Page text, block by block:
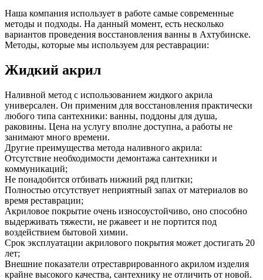
Наша компания использует в работе самые современные
методы и подходы. На данный момент, есть несколько
вариантов проведения восстановления ванны в Ахтубинске.
Методы, которые мы используем для реставрации:
Жидкий акрил
Наливной метод с использованием жидкого акрила
универсален. Он применим для восстановления практически
любого типа сантехники: ванны, поддоны для душа,
раковины. Цена на услугу вполне доступна, а работы не
занимают много времени.
Другие преимущества метода наливного акрила:
Отсутствие необходимости демонтажа сантехники и
коммуникаций;
Не понадобится отбивать нижний ряд плитки;
Полностью отсутствует неприятный запах от материалов во
время реставрации;
Акриловое покрытие очень износоустойчиво, оно способно
выдерживать тяжести, не ржавеет и не портится под
воздействием бытовой химии.
Срок эксплуатации акрилового покрытия может достигать 20
лет;
Внешние показатели отреставрированного акрилом изделия
крайне высокого качества, сантехнику не отличить от новой.